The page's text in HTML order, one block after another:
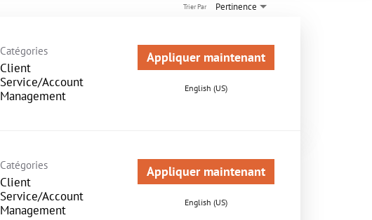
Pertinence
Trier Par
Catégories
Client
Service/Account
Management
Appliquer maintenant
English (US)
Catégories
Client
Service/Account
Management
Appliquer maintenant
English (US)